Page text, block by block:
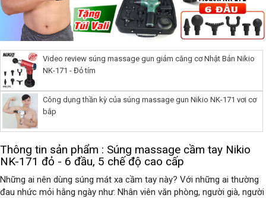
Video review súng massage gun giảm căng cơ Nhật Bản Nikio
NK-171 - Đỏ tím
Công dụng thần kỳ của súng massage gun Nikio NK-171 vơi cơ
bắp
Thông tin sản phẩm : Súng massage cầm tay Nikio
NK-171 đỏ - 6 đầu, 5 chế độ cao cấp
Những ai nên dùng súng mát xa cầm tay này? Với những ai thường
đau nhức mỏi hằng ngày như: Nhân viên văn phòng, người già, người